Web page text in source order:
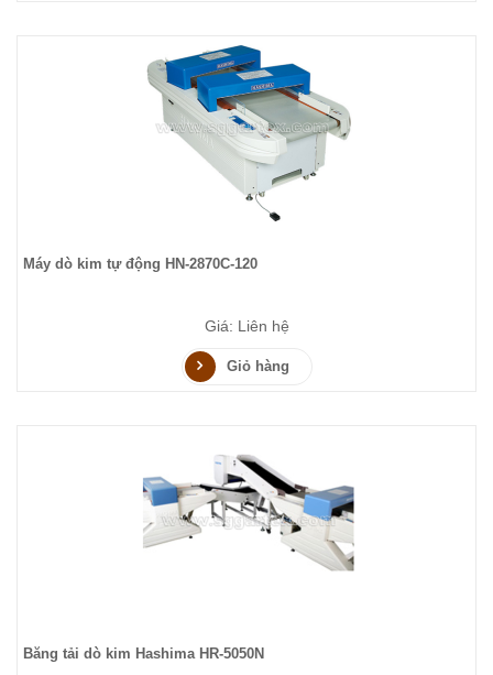
Máy dò kim tự động HN-2870C-120
Giá: Liên hệ
Giỏ hàng
Băng tải dò kim Hashima HR-5050N